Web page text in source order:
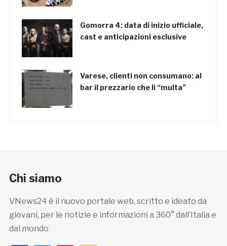
Gomorra 4: data di inizio ufficiale,
cast e anticipazioni esclusive
Varese, clienti non consumano: al
bar il prezzario che li “multa”
Chi siamo
VNews24 è il nuovo portale web, scritto e ideato da
giovani, per le notizie e informazioni a 360° dall’Italia e
dal mondo